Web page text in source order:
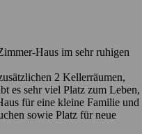
Haus im sehr ruhigen
2 Kellerräumen,
es sehr viel Platz zum Leben,
für eine kleine Familie und
sowie Platz für neue